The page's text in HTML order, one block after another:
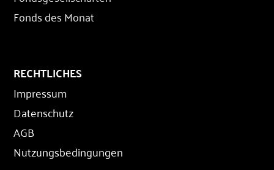
Fonds des Monat
RECHTLICHES
Impressum
Datenschutz
AGB
Nutzungsbedingungen